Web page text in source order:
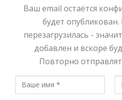
Ваш email остаётся
будет опубликован.
перезагрузилась -
добавлен и вскоре
Повторно